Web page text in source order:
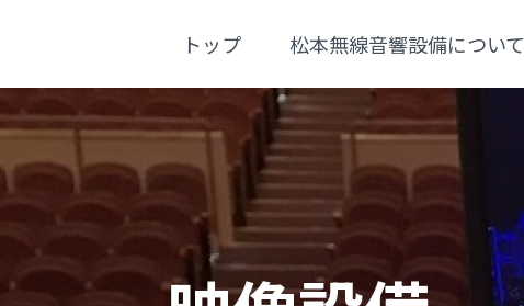
トップ 松本無線音響設備について